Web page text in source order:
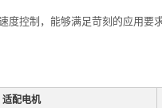
控制，能够满足苛刻的应用要
适配电机